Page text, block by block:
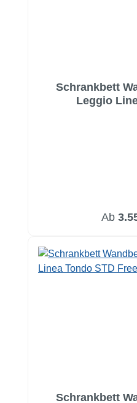
Schrankbett
Leggio
Ab
Schrankbett